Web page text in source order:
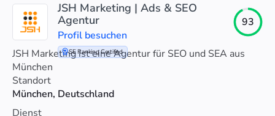
SE Ranking Certified
JSH Marketing | Ads & SEO
Agentur
Profil besuchen
93
JSH Marketing ist eine Agentur für SEO und SEA aus
München
Standort
München, Deutschland
Dienst